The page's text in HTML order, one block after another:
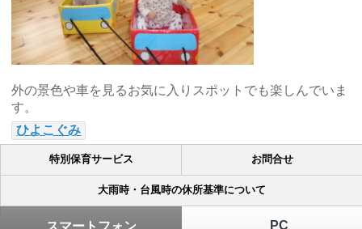
外の景色や車を見るお気に入りスポットでも楽しんでいま
す。
ひよこぐみ
特別保育サービス お問合せ
大雨時・台風時の休所基準について
PC
スマートフォン